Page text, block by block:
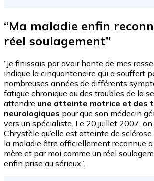
“Ma maladie enfin
réel soulagement”
“Je finissais par avoir honte de mes
indique la cinquantenaire qui a souffert
nombreuses années de différents
fatigue chronique ou des troubles de la
attendre une atteinte motrice et des
neurologiques pour que son médecin
vers un spécialiste. Le 20 juillet 2007,
Chrystèle qu’elle est atteinte de sclérose
la maladie être officiellement reconnue
mère et par moi comme un réel
enfin prise au sérieux”.